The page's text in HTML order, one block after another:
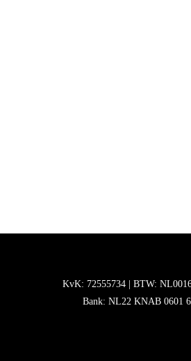
KvK: 72555734 | BTW:
Bank: NL22 KNAB 0601